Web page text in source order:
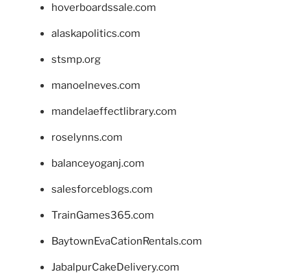
hoverboardssale.com
alaskapolitics.com
stsmp.org
manoelneves.com
mandelaeffectlibrary.com
roselynns.com
balanceyoganj.com
salesforceblogs.com
TrainGames365.com
BaytownEvaCationRentals.com
JabalpurCakeDelivery.com